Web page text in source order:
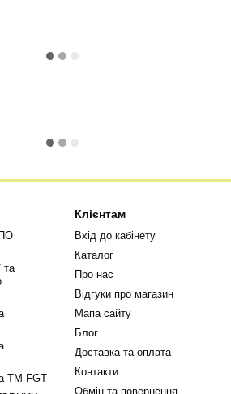
та
ТМ FGT
Клієнтам
Вхід до кабінету
Каталог
Про нас
Відгуки про магазин
Мапа сайту
Блог
Доставка та оплата
Контакти
Обмін та повернення